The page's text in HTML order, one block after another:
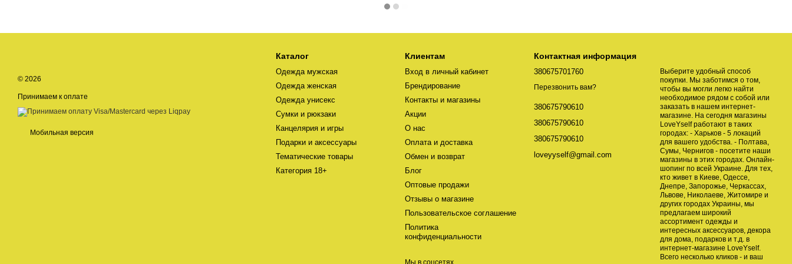
© 2026
Принимаем к оплате
Мобильная версия
Каталог
Одежда мужская
Одежда женская
Одежда унисекс
Сумки и рюкзаки
Канцелярия и игры
Подарки и аксессуары
Тематические товары
Категория 18+
Клиентам
Вход в личный кабинет
Брендирование
Контакты и магазины
Акции
О нас
Оплата и доставка
Обмен и возврат
Блог
Оптовые продажи
Отзывы о магазине
Пользовательское соглашение
Политика
конфиденциальности
Мы в соцсетях
Контактная информация
380675701760
Перезвонить вам?
380675790610
380675790610
380675790610
loveyyself@gmail.com
Выберите удобный способ
покупки. Мы заботимся о том,
чтобы вы могли легко найти
необходимое рядом с собой или
заказать в нашем интернет-
магазине. На сегодня магазины
LoveYself работают в таких
городах: - Харьков - 5 локаций
для вашего удобства. - Полтава,
Сумы, Чернигов - посетите наши
магазины в этих городах. Онлайн-
шопинг по всей Украине. Для тех,
кто живет в Киеве, Одессе,
Днепре, Запорожье, Черкассах,
Львове, Николаеве, Житомире и
других городах Украины, мы
предлагаем широкий
ассортимент одежды и
интересных аксессуаров, декора
для дома, подарков и т.д. в
интернет-магазине LoveYself.
Всего несколько кликов - и ваш